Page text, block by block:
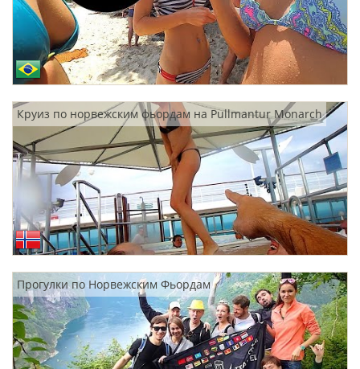
Круиз по норвежским фьордам на Pullmantur Monarch
Прогулки по Норвежским Фьордам